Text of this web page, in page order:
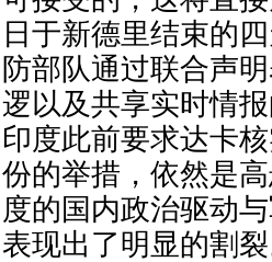
日于新德里结束的
防部队通过联合声
逻以及共享实时情
印度此前要求达卡
份的举措，依然是
度的国内政治驱动
表现出了明显的割裂